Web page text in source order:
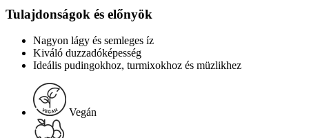
Tulajdonságok és előnyök
Nagyon lágy és semleges íz
Kiváló duzzadóképesség
Ideális pudingokhoz, turmixokhoz és müzlikhez
Vegán